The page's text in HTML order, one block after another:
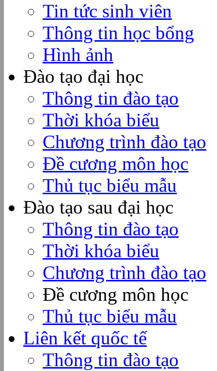
Tin tức sinh viên
Thông tin học bổng
Hình ảnh
Đào tạo đại học
Thông tin đào tạo
Thời khóa biểu
Chương trình đào tạo
Đề cương môn học
Thủ tục biểu mẫu
Đào tạo sau đại học
Thông tin đào tạo
Thời khóa biểu
Chương trình đào tạo
Đề cương môn học
Thủ tục biểu mẫu
Liên kết quốc tế
Thông tin đào tạo